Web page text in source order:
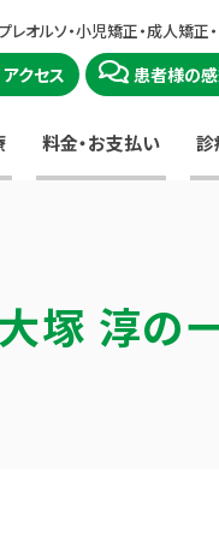
レオルソ・小児矯正・成人矯正
アクセス 患者様の
料金・お支払い 診
大塚 淳の